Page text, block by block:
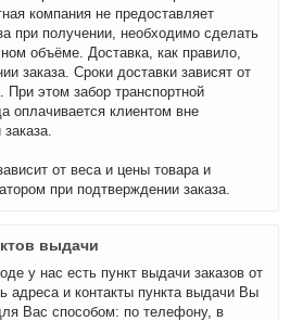
компания не предоставляет
при получении, необходимо сделать
объёме. Доставка, как правило,
заказа. Сроки доставки зависят от
При этом забор транспортной
оплачивается клиентом вне
от веса и цены товара и
при подтверждении заказа.
выдачи
у нас есть пункт выдачи заказов от
адреса и контакты пункта выдачи Вы
Вас способом: по телефону, в